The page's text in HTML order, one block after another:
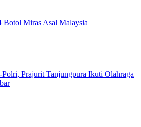
Botol Miras Asal Malaysia
Prajurit Tanjungpura Ikuti Olahraga